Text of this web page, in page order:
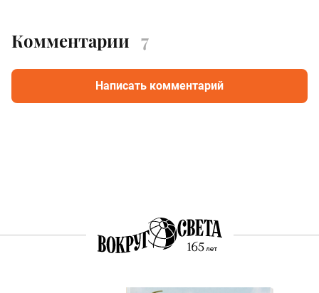
Комментарии 7
Написать комментарий